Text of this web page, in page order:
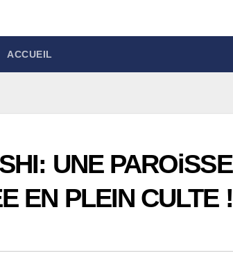
ACCUEIL
UNE PAROiSSE
EN PLEIN CULTE !